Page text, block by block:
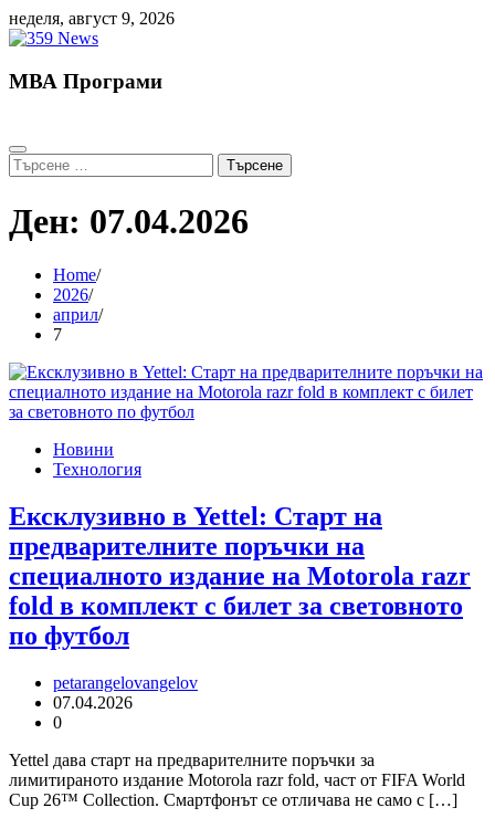
Skip
to
неделя, август 9, 2026
МВА Програми
Търсене
за:
Ден: 07.04.2026
Home
2026
април
7
Новини
Технология
Ексклузивно в Yettel: Старт на
предварителните поръчки на
специалното издание на Motorola razr
fold в комплект с билет за световното
по футбол
petarangelovangelov
07.04.2026
0
Yettel дава старт на предварителните поръчки за
лимитираното издание Motorola razr fold, част от FIFA World
Cup 26™ Collection. Смартфонът се отличава не само с […]